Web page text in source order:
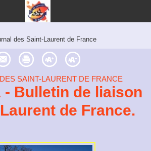
des Saint-Laurent de France
SAINT-LAURENT DE FRANCE
- Bulletin de liaison
de France.